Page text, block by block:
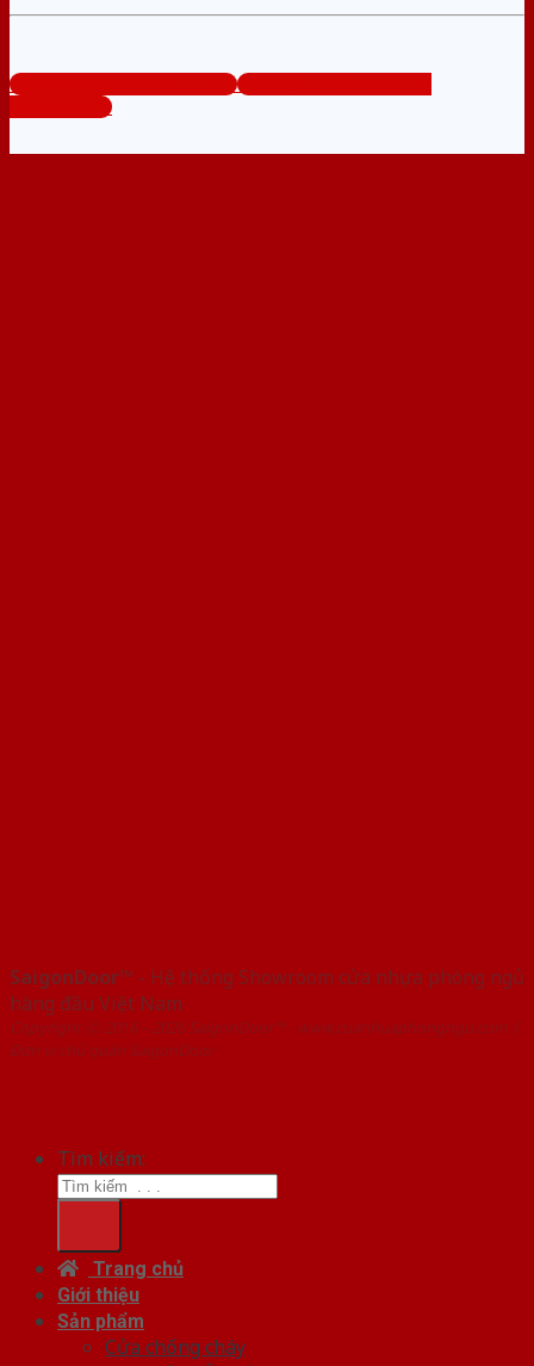
www.cuanhuaphongngu.com
Tổng đài tư vấn miễn phí:
0824.400.400
SaigonDoor™ - Hệ thống Showroom cửa nhựa phòng ngủ
hàng đầu Việt Nam
Copyright ⓒ 2016 – 2026 SaigonDoor™ - www.cuanhuaphongngu.com |
Đơn vị chủ quản SaigonDoor
Tìm kiếm:
Trang chủ
Giới thiệu
Sản phẩm
Cửa chống cháy